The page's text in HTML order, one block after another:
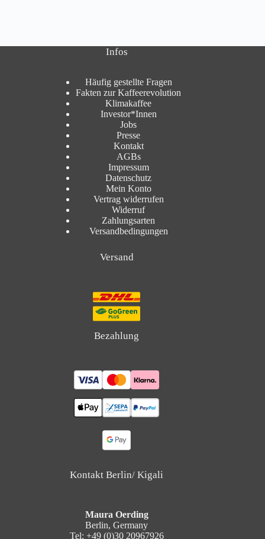
Infos
Häufig gestellte Fragen
Fakten zur Kaffeerevolution
Klimakaffee
Investor*Innen
Jobs
Presse
Kontakt
AGBs
Impressum
Datenschutz
Mein Konto
Vertrag widerrufen
Widerruf
Zahlungsarten
Versandbedingungen
Versand
Bezahlung
Kontakt Berlin/ Kigali
Maura Oerding
Berlin, Germany
Tel: +49 (0)30 20967926